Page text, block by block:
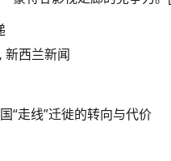
新西兰新闻
“走线”迁徙的转向与代价